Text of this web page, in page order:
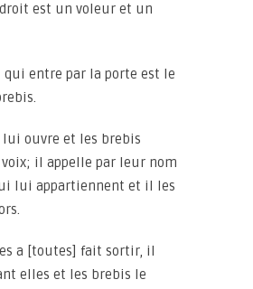
est un voleur et un
qui entre par la porte est le
lui ouvre et les brebis
il appelle par leur nom
lui appartiennent et il les
a [toutes] fait sortir, il
elles et les brebis le